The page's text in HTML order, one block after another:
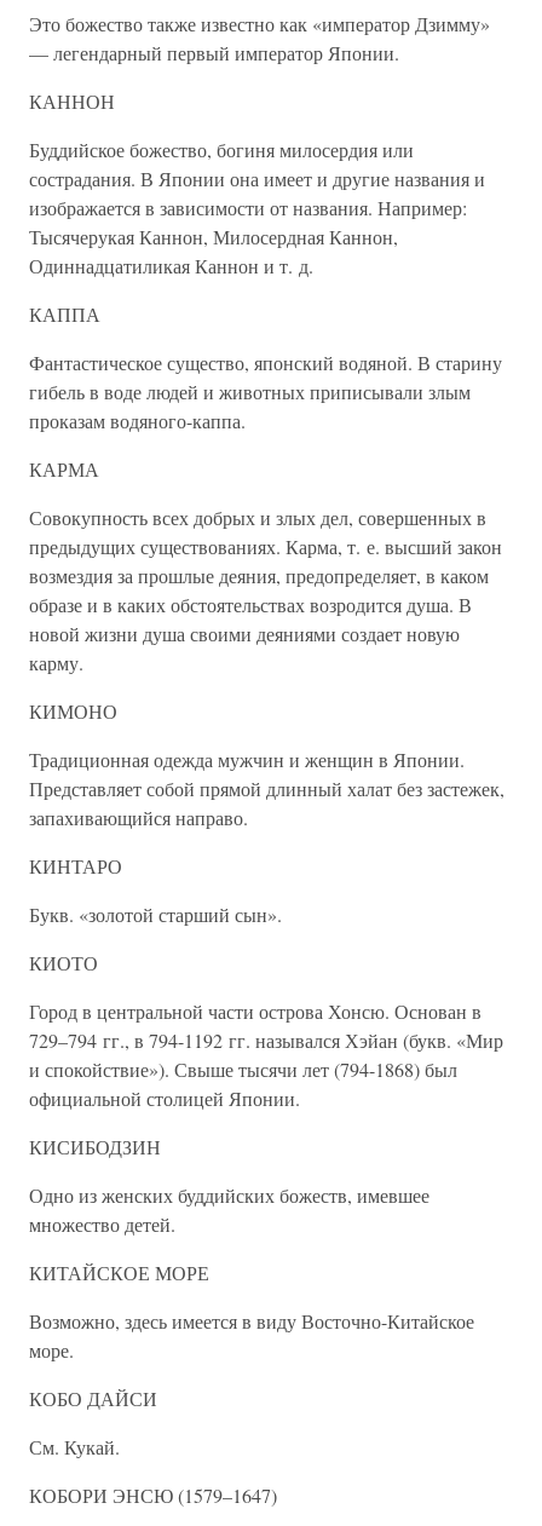
Это божество также известно как «император Дзимму»
— легендарный первый император Японии.
КАННОН
Буддийское божество, богиня милосердия или
сострадания. В Японии она имеет и другие названия и
изображается в зависимости от названия. Например:
Тысячерукая Каннон, Милосердная Каннон,
Одиннадцатиликая Каннон и т. д.
КАППА
Фантастическое существо, японский водяной. В старину
гибель в воде людей и животных приписывали злым
проказам водяного-каппа.
КАРМА
Совокупность всех добрых и злых дел, совершенных в
предыдущих существованиях. Карма, т. е. высший закон
возмездия за прошлые деяния, предопределяет, в каком
образе и в каких обстоятельствах возродится душа. В
новой жизни душа своими деяниями создает новую
карму.
КИМОНО
Традиционная одежда мужчин и женщин в Японии.
Представляет собой прямой длинный халат без застежек,
запахивающийся направо.
КИНТАРО
Букв. «золотой старший сын».
КИОТО
Город в центральной части острова Хонсю. Основан в
729–794 гг., в 794-1192 гг. назывался Хэйан (букв. «Мир
и спокойствие»). Свыше тысячи лет (794-1868) был
официальной столицей Японии.
КИСИБОДЗИН
Одно из женских буддийских божеств, имевшее
множество детей.
КИТАЙСКОЕ МОРЕ
Возможно, здесь имеется в виду Восточно-Китайское
море.
КОБО ДАЙСИ
См. Кукай.
КОБОРИ ЭНСЮ (1579–1647)